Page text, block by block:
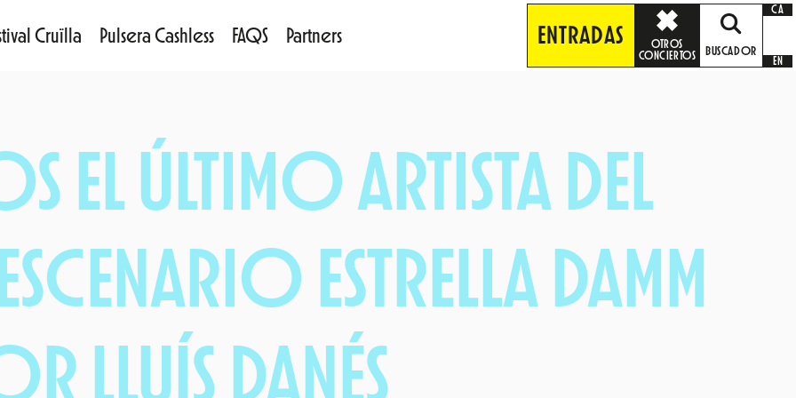
Cruïlla Pulsera Cashless FAQS Partners ENTRADAS
OTROS
CONCIERTOS
BUSCADOR
CA
EN
EL ÚLTIMO ARTISTA DEL
ESTRELLA DAMM
LLUÍS DANÉS